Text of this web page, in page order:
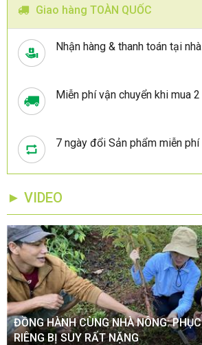
Giao hàng TOÀN QUỐC
Nhận hàng & thanh toán tại nhà
Miễn phí vận chuyển khi mua
7 ngày đổi Sản phẩm miễn phí
► VIDEO
ĐỒNG HÀNH CÙNG NHÀ NÔNG:
RIÊNG BỊ SUY RẤT NẶNG